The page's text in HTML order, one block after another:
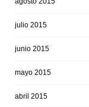
julio 2015
junio 2015
mayo 2015
abril 2015